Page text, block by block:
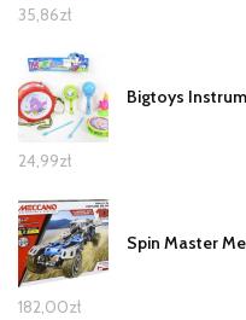
35,86zł
Bigtoys
24,99zł
Spin Master
182,00zł